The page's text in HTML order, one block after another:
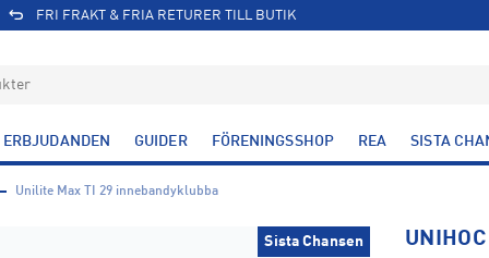
FRI FRAKT & FRIA RETURER TILL BUTIK
ERBJUDANDEN GUIDER FÖRENINGSSHOP REA SISTA
Unilite Max TI 29 innebandyklubba
UNIHOC
Sista Chansen